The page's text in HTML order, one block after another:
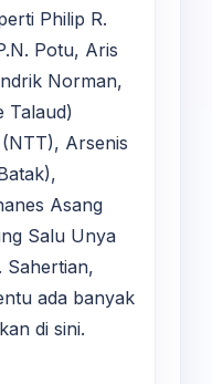
Philip R.
Potu, Aris
Norman,
Talaud)
Arsenis
Asang
Salu Unya
Sahertian,
ada banyak
di sini.